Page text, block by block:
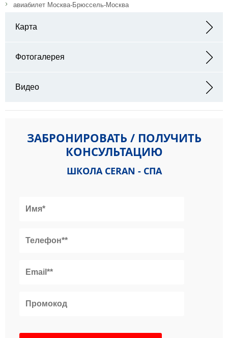
авиабилет Москва-Брюссель-Москва
Карта
Фотогалерея
Видео
ЗАБРОНИРОВАТЬ / ПОЛУЧИТЬ
КОНСУЛЬТАЦИЮ
ШКОЛА CERAN - СПА